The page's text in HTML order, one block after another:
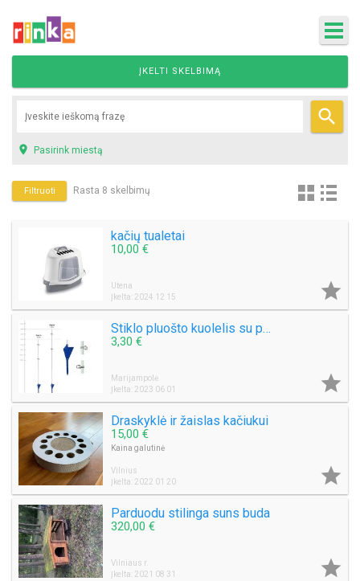
ĮKELTI SKELBIMĄ

 Pasirink miestą
Filtruoti Rasta 8 skelbimų
kačių tualetai
10,00 €
Utena
Įkelta: 2024 12 15

Stiklo pluošto kuolelis su plastikiniu pakojuku ir dviem nerūdijančio plieno laikikliais
3,30 €
Marijampolė
Įkelta: 2023 06 01

Draskyklė ir žaislas kačiukui
15,00 €
Kaina galutinė
Vilnius
Įkelta: 2022 01 20

Parduodu stilinga suns buda
320,00 €
Vilniaus r.
Įkelta: 2021 08 31
